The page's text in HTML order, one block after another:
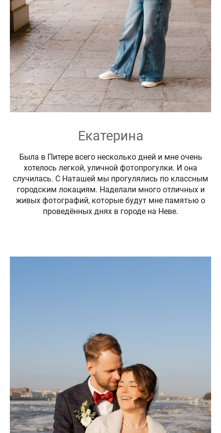
Екатерина
Была в Питере всего несколько дней и мне очень
хотелось легкой, уличной фотопрогулки. И она
случилась. С Наташей мы прогулялись по классным
городским локациям. Наделали много отличных и
живых фотографий, которые будут мне памятью о
проведённых днях в городе на Неве.